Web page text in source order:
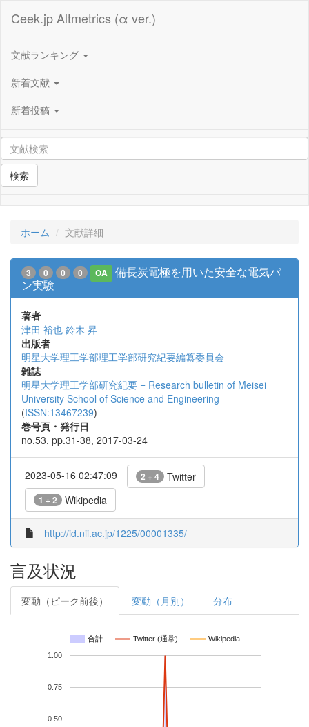
Ceek.jp Altmetrics (α ver.)
文献ランキング
新着文献
新着投稿
検索
ホーム 文献詳細
3 0 0 0 OA
備長炭電極を用いた安全な電気パ
ン実験
著者
津田 裕也 鈴木 昇
出版者
明星大学理工学部理工学部研究紀要編纂委員会
雑誌
明星大学理工学部研究紀要 = Research bulletin of Meisei
University School of Science and Engineering
(ISSN:13467239)
巻号頁・発行日
no.53, pp.31-38, 2017-03-24
2023-05-16 02:47:09 2 + 4 Twitter
1 + 2 Wikipedia
http://id.nii.ac.jp/1225/00001335/
言及状況
変動（ピーク前後） 変動（月別） 分布
合計 Twitter (通常) Wikipedia
0.50
0.75
1.00